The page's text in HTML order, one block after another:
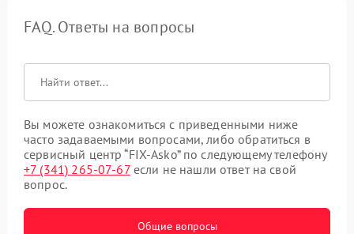
FAQ. Ответы на вопросы
Вы можете ознакомиться с приведенными ниже
часто задаваемыми вопросами, либо обратиться в
сервисный центр “FIX-Asko” по следующему телефону
+7 (341) 265-07-67если не нашли ответ на свой
вопрос.
Общие вопросы